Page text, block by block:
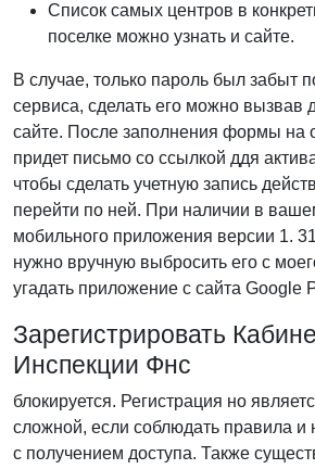
Список самых центров в
поселке можно узнать и сайте.
В случае, только пароль был забыт
сервиса, сделать его можно вызвав
сайте. После заполнения формы на
придет письмо со ссылкой ддя
чтобы сделать учетную запись
перейти по ней. При наличии в
мобильного приложения версии 1.
нужно вручную выбросить его с
угадать приложение с сайта Google
Зарегистрировать
Инспекции Фнс
блокируется. Регистрация но
сложной, если соблюдать правила
с получением доступа. Также